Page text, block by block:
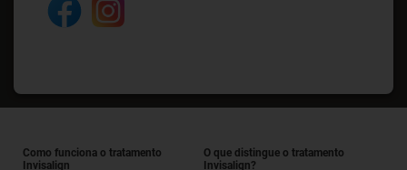
Como funciona o tratamento
Invisalign
O que distingue o tratamento
Invisalign?